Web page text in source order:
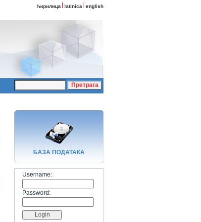
ћирилица latinica english
БАЗA ПОДАТАКА
Username:
Password: